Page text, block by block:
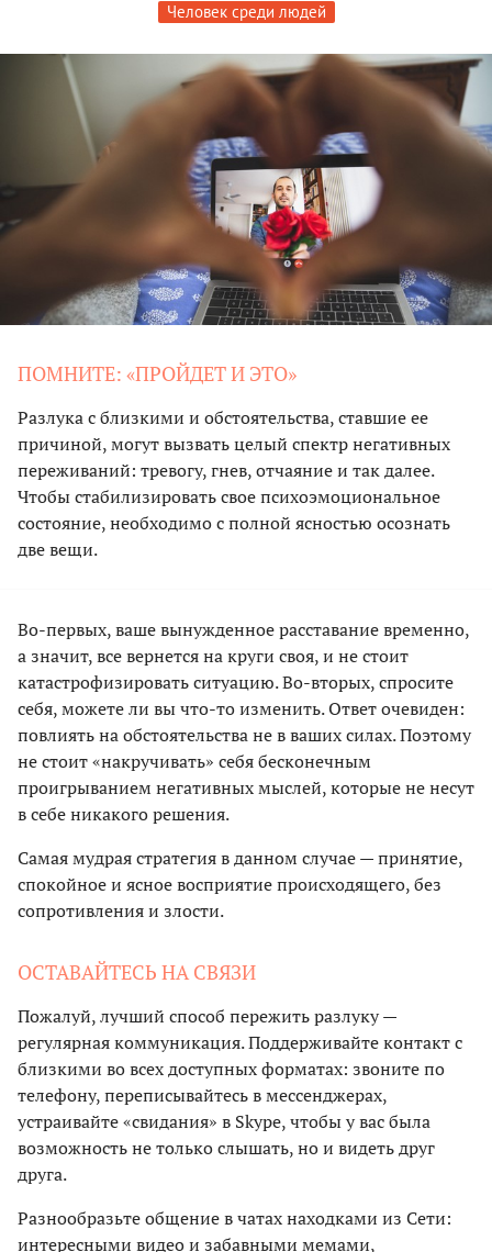
Человек среди людей
ПОМНИТЕ: «ПРОЙДЕТ И ЭТО»
Разлука с близкими и обстоятельства, ставшие ее
причиной, могут вызвать целый спектр негативных
переживаний: тревогу, гнев, отчаяние и так далее.
Чтобы стабилизировать свое психоэмоциональное
состояние, необходимо с полной ясностью осознать
две вещи.
Во-первых, ваше вынужденное расставание временно,
а значит, все вернется на круги своя, и не стоит
катастрофизировать ситуацию. Во-вторых, спросите
себя, можете ли вы что-то изменить. Ответ очевиден:
повлиять на обстоятельства не в ваших силах. Поэтому
не стоит «накручивать» себя бесконечным
проигрыванием негативных мыслей, которые не несут
в себе никакого решения.
Самая мудрая стратегия в данном случае — принятие,
спокойное и ясное восприятие происходящего, без
сопротивления и злости.
ОСТАВАЙТЕСЬ НА СВЯЗИ
Пожалуй, лучший способ пережить разлуку —
регулярная коммуникация. Поддерживайте контакт с
близкими во всех доступных форматах: звоните по
телефону, переписывайтесь в мессенджерах,
устраивайте «свидания» в Skype, чтобы у вас была
возможность не только слышать, но и видеть друг
друга.
Разнообразьте общение в чатах находками из Сети:
интересными видео и забавными мемами,